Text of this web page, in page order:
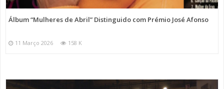
Álbum “Mulheres de Abril” Distinguido com Prémio José Afonso
11 Março 2026 158 K